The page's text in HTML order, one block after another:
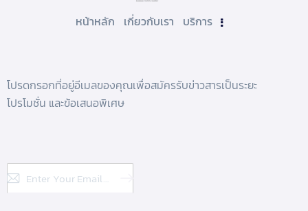
หน้าหลัก เกี่ยวกับเรา บริการ
โปรดกรอกที่อยู่อีเมลของคุณเพื่อสมัครรับข่าวสารเป็นระยะ
โปรโมชั่น และข้อเสนอพิเศษ
Subscribe